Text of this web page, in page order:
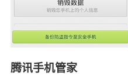
腾讯手机管家